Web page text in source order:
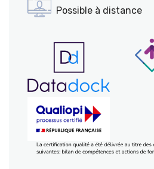
Possible à distance